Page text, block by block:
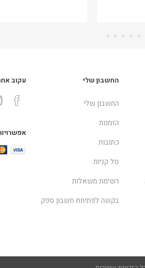
החשבון שלי
החשבון שלי
הזמנות
כתובות
סל קניות
רשימת משאלות
בקשה לפתיחת חשבון ספק
עקוב